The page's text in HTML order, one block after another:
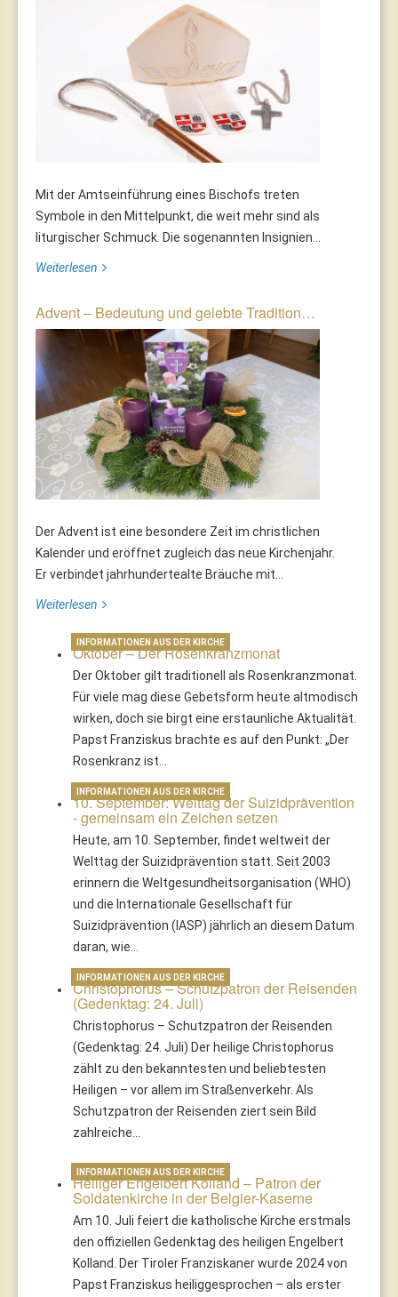
Mit der Amtseinführung eines Bischofs treten
Symbole in den Mittelpunkt, die weit mehr sind als
liturgischer Schmuck. Die sogenannten Insignien...
Weiterlesen
Advent – Bedeutung und gelebte Tradition…
Der Advent ist eine besondere Zeit im christlichen
Kalender und eröffnet zugleich das neue Kirchenjahr.
Er verbindet jahrhundertealte Bräuche mit...
Weiterlesen
Oktober – Der Rosenkranzmonat
Der Oktober gilt traditionell als Rosenkranzmonat.
Für viele mag diese Gebetsform heute altmodisch
wirken, doch sie birgt eine erstaunliche Aktualität.
Papst Franziskus brachte es auf den Punkt: „Der
Rosenkranz ist…
INFORMATIONEN AUS DER KIRCHE
10. September: Welttag der Suizidprävention
- gemeinsam ein Zeichen setzen
Heute, am 10. September, findet weltweit der
Welttag der Suizidprävention statt. Seit 2003
erinnern die Weltgesundheitsorganisation (WHO)
und die Internationale Gesellschaft für
Suizidprävention (IASP) jährlich an diesem Datum
daran, wie…
INFORMATIONEN AUS DER KIRCHE
Christophorus – Schutzpatron der Reisenden
(Gedenktag: 24. Juli)
Christophorus – Schutzpatron der Reisenden
(Gedenktag: 24. Juli) Der heilige Christophorus
zählt zu den bekanntesten und beliebtesten
Heiligen – vor allem im Straßenverkehr. Als
Schutzpatron der Reisenden ziert sein Bild
zahlreiche…
INFORMATIONEN AUS DER KIRCHE
Heiliger Engelbert Kolland – Patron der
Soldatenkirche in der Belgier-Kaserne
Am 10. Juli feiert die katholische Kirche erstmals
den offiziellen Gedenktag des heiligen Engelbert
Kolland. Der Tiroler Franziskaner wurde 2024 von
Papst Franziskus heiliggesprochen – als erster
INFORMATIONEN AUS DER KIRCHE